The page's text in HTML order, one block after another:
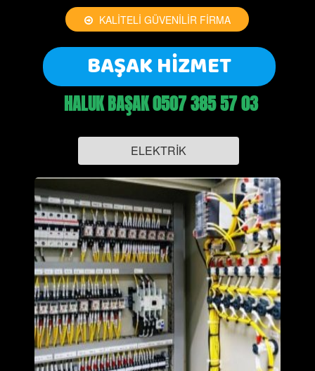
KALİTELİ GÜVENİLİR FİRMA
HALUK BAŞAK 0507 385 57 03
ELEKTRİK
BAŞAK HİZMET